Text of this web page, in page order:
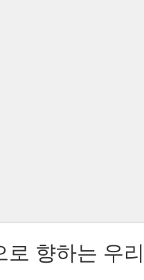
로 향하는 우